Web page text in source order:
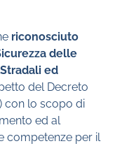
riconosciuto
delle
ed
del Decreto
con lo scopo di
ed al
competenze per il